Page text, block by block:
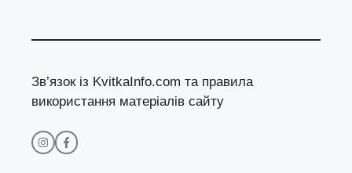
Зв’язок із KvitkaInfo.com та правила
використання матеріалів сайту